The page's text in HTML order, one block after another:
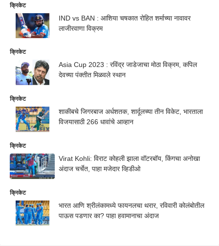
क्रिकेट
IND vs BAN : आशिया चषकात रोहित शर्माच्या नावावर
लाजीरवाणा विक्रम
क्रिकेट
Asia Cup 2023 : रविंद्र जाडेजाचा मोठा विक्रम, कपिल
देवच्या पंक्तीत मिळवले स्थान
क्रिकेट
शाकीबचे जिगरबाज अर्धशतक, शार्दूलच्या तीन विकेट, भारताला
विजयासाठी 266 धावांचे आव्हान
क्रिकेट
Virat Kohli: विराट कोहली झाला वॉटरबॉय, किंगचा अनोखा
अंदाज चर्चेत, पाहा मजेदार व्हिडीओ
क्रिकेट
भारत आणि श्रीलंकामध्ये फायनलचा थरार, रविवारी कोलंबोतील
पाऊस पडणार का? पाहा हवामानाचा अंदाज